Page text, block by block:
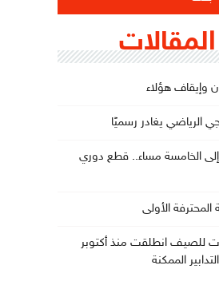
وإيقاف هؤلاء
الرياضي يغادر رسميًا
الخامسة مساء.. قطع دوري
الأولى
للصيف انطلقت منذ أكتوبر